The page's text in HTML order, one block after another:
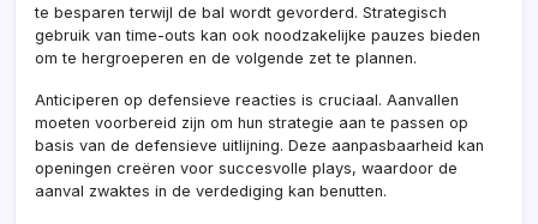
te besparen terwijl de bal wordt gevorderd. Strategisch
gebruik van time-outs kan ook noodzakelijke pauzes bieden
om te hergroeperen en de volgende zet te plannen.
Anticiperen op defensieve reacties is cruciaal. Aanvallen
moeten voorbereid zijn om hun strategie aan te passen op
basis van de defensieve uitlijning. Deze aanpasbaarheid kan
openingen creëren voor succesvolle plays, waardoor de
aanval zwaktes in de verdediging kan benutten.